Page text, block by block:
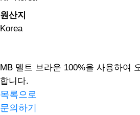
원산지
Korea
MB 멜트 브라운 100%을 사용하여
합니다.
목록으로
문의하기